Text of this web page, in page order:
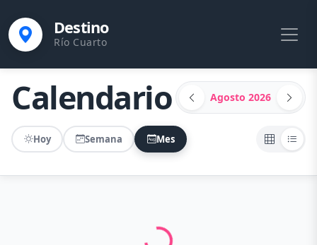
Destino
Río Cuarto
Calendario Agosto 2026
Hoy Semana Mes
Cargando eventos...